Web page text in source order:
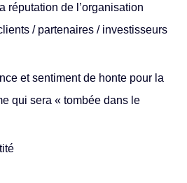
réputation de l’organisation
/ partenaires / investisseurs
et sentiment de honte pour la
qui sera « tombée dans le